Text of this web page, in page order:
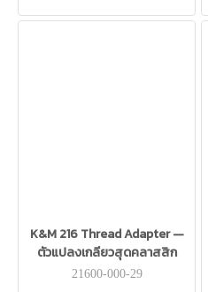
K&M 216 Thread Adapter —
ตัวแปลงเกลียวสุดคลาสสิก
21600-000-29